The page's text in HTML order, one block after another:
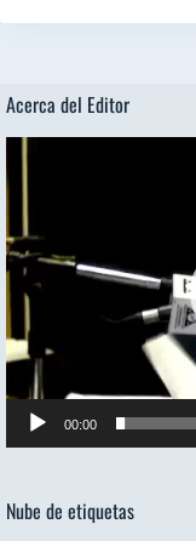
Acerca del Editor
de
vídeo
00:00
Nube de etiquetas